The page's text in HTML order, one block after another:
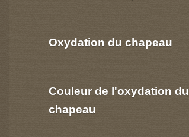
Oxydation du chapeau
Couleur de l'oxydation du
chapeau